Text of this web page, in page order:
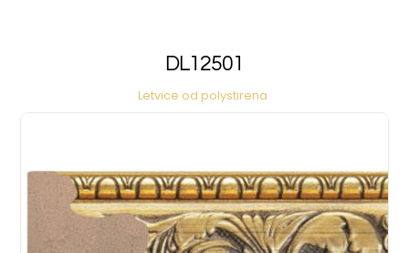
DL12501
Letvice od polystirena